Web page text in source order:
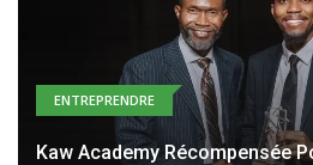
ENTREPRENDRE
Kaw Academy Récompensée